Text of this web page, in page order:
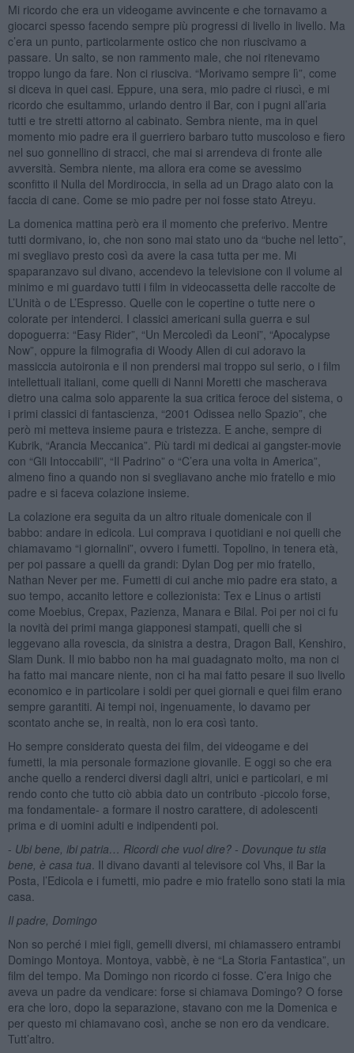
Mi ricordo che era un videogame avvincente e che tornavamo a
giocarci spesso facendo sempre più progressi di livello in livello. Ma
c’era un punto, particolarmente ostico che non riuscivamo a
passare. Un salto, se non rammento male, che noi ritenevamo
troppo lungo da fare. Non ci riusciva. “Morivamo sempre lì”, come
si diceva in quei casi. Eppure, una sera, mio padre ci riuscì, e mi
ricordo che esultammo, urlando dentro il Bar, con i pugni all’aria
tutti e tre stretti attorno al cabinato. Sembra niente, ma in quel
momento mio padre era il guerriero barbaro tutto muscoloso e fiero
nel suo gonnellino di stracci, che mai si arrendeva di fronte alle
avversità. Sembra niente, ma allora era come se avessimo
sconfitto il Nulla del Mordiroccia, in sella ad un Drago alato con la
faccia di cane. Come se mio padre per noi fosse stato Atreyu.
La domenica mattina però era il momento che preferivo. Mentre
tutti dormivano, io, che non sono mai stato uno da “buche nel letto”,
mi svegliavo presto così da avere la casa tutta per me. Mi
spaparanzavo sul divano, accendevo la televisione con il volume al
minimo e mi guardavo tutti i film in videocassetta delle raccolte de
L’Unità o de L’Espresso. Quelle con le copertine o tutte nere o
colorate per intenderci. I classici americani sulla guerra e sul
dopoguerra: “Easy Rider”, “Un Mercoledì da Leoni”, “Apocalypse
Now”, oppure la filmografia di Woody Allen di cui adoravo la
massiccia autoironia e il non prendersi mai troppo sul serio, o i film
intellettuali italiani, come quelli di Nanni Moretti che mascherava
dietro una calma solo apparente la sua critica feroce del sistema, o
i primi classici di fantascienza, “2001 Odissea nello Spazio”, che
però mi metteva insieme paura e tristezza. E anche, sempre di
Kubrik, “Arancia Meccanica”. Più tardi mi dedicai ai gangster-movie
con “Gli Intoccabili”, “Il Padrino” o “C’era una volta in America”,
almeno fino a quando non si svegliavano anche mio fratello e mio
padre e si faceva colazione insieme.
La colazione era seguita da un altro rituale domenicale con il
babbo: andare in edicola. Lui comprava i quotidiani e noi quelli che
chiamavamo “i giornalini”, ovvero i fumetti. Topolino, in tenera età,
per poi passare a quelli da grandi: Dylan Dog per mio fratello,
Nathan Never per me. Fumetti di cui anche mio padre era stato, a
suo tempo, accanito lettore e collezionista: Tex e Linus o artisti
come Moebius, Crepax, Pazienza, Manara e Bilal. Poi per noi ci fu
la novità dei primi manga giapponesi stampati, quelli che si
leggevano alla rovescia, da sinistra a destra, Dragon Ball, Kenshiro,
Slam Dunk. Il mio babbo non ha mai guadagnato molto, ma non ci
ha fatto mai mancare niente, non ci ha mai fatto pesare il suo livello
economico e in particolare i soldi per quei giornali e quei film erano
sempre garantiti. Ai tempi noi, ingenuamente, lo davamo per
scontato anche se, in realtà, non lo era così tanto.
Ho sempre considerato questa dei film, dei videogame e dei
fumetti, la mia personale formazione giovanile. E oggi so che era
anche quello a renderci diversi dagli altri, unici e particolari, e mi
rendo conto che tutto ciò abbia dato un contributo -piccolo forse,
ma fondamentale- a formare il nostro carattere, di adolescenti
prima e di uomini adulti e indipendenti poi.
- Ubi bene, ibi patria… Ricordi che vuol dire? - Dovunque tu stia
bene, è casa tua . Il divano davanti al televisore col Vhs, il Bar la
Posta, l’Edicola e i fumetti, mio padre e mio fratello sono stati la mia
casa.
Il padre, Domingo
Non so perché i miei figli, gemelli diversi, mi chiamassero entrambi
Domingo Montoya. Montoya, vabbè, è ne “La Storia Fantastica”, un
film del tempo. Ma Domingo non ricordo ci fosse. C’era Inigo che
aveva un padre da vendicare: forse si chiamava Domingo? O forse
era che loro, dopo la separazione, stavano con me la Domenica e
per questo mi chiamavano così, anche se non ero da vendicare.
Tutt’altro.